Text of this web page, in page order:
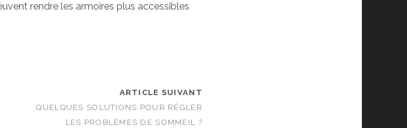
rendre les armoires plus accessibles
ARTICLE SUIVANT
QUELQUES SOLUTIONS POUR RÉGLER
LES PROBLÈMES DE SOMMEIL ?